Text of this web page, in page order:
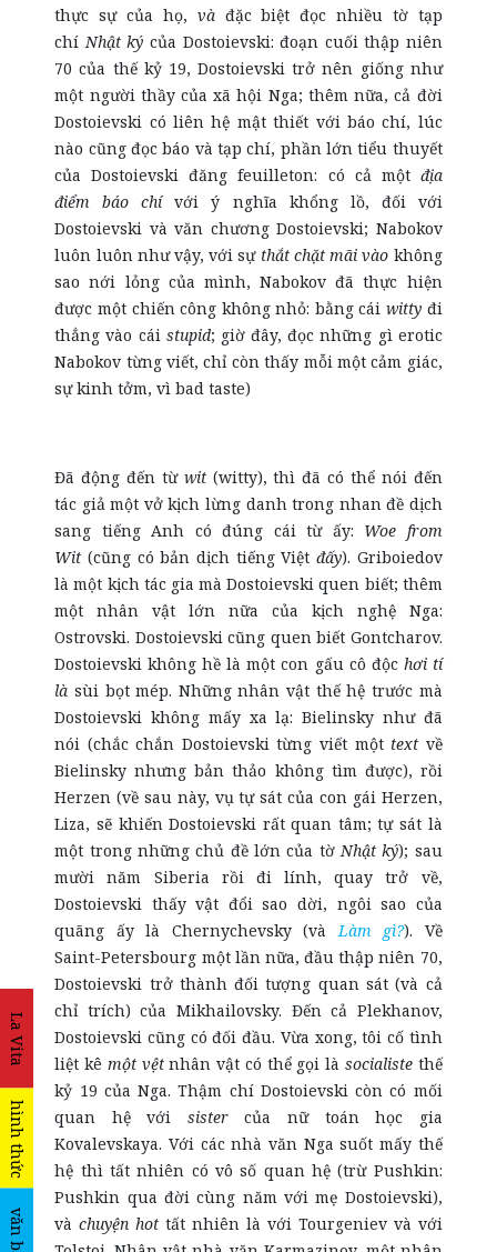
La Vita
hình thức
văn bản
thực sự của họ, vàđặc biệt đọc nhiều tờ tạp
chíNhật ký của Dostoievski: đoạn cuối thập niên
70 của thế kỷ 19, Dostoievski trở nên giống như
một người thầy của xã hội Nga; thêm nữa, cả đời
Dostoievski có liên hệ mật thiết với báo chí, lúc
nào cũng đọc báo và tạp chí, phần lớn tiểu thuyết
của Dostoievski đăng feuilleton: có cả một địa
điểm báo chívới ý nghĩa khổng lồ, đối với
Dostoievski và văn chương Dostoievski; Nabokov
luôn luôn như vậy, với sự thắt chặt mãi vào không
sao nới lỏng của mình, Nabokov đã thực hiện
được một chiến công không nhỏ: bằng cáiwitty đi
thẳng vào cái stupid; giờ đây, đọc những gì erotic
Nabokov từng viết, chỉ còn thấy mỗi một cảm giác,
sự kinh tởm, vì bad taste)
Đã động đến từ wit(witty), thì đã có thể nói đến
tác giả một vở kịch lừng danh trong nhan đề dịch
sang tiếng Anh có đúng cái từ ấy: Woe from
Wit (cũng có bản dịch tiếng Việt đấy). Griboiedov
là một kịch tác gia mà Dostoievski quen biết; thêm
một nhân vật lớn nữa của kịch nghệ Nga:
Ostrovski. Dostoievski cũng quen biết Gontcharov.
Dostoievski không hề là một con gấu cô độc hơi tí
là sùi bọt mép. Những nhân vật thế hệ trước mà
Dostoievski không mấy xa lạ: Bielinsky như đã
nói (chắc chắn Dostoievski từng viết một text về
Bielinsky nhưng bản thảo không tìm được), rồi
Herzen (về sau này, vụ tự sát của con gái Herzen,
Liza, sẽ khiến Dostoievski rất quan tâm; tự sát là
một trong những chủ đề lớn của tờNhật ký); sau
mười năm Siberia rồi đi lính, quay trở về,
Dostoievski thấy vật đổi sao dời, ngôi sao của
quãng ấy là Chernychevsky (vàLàm gì?). Về
Saint-Petersbourg một lần nữa, đầu thập niên 70,
Dostoievski trở thành đối tượng quan sát (và cả
chỉ trích) của Mikhailovsky. Đến cả Plekhanov,
Dostoievski cũng có đối đầu. Vừa xong, tôi cố tình
liệt kê một vệtnhân vật có thể gọi là socialistethế
kỷ 19 của Nga. Thậm chí Dostoievski còn có mối
quan hệ với sistercủa nữ toán học gia
Kovalevskaya. Với các nhà văn Nga suốt mấy thế
hệ thì tất nhiên có vô số quan hệ (trừ Pushkin:
Pushkin qua đời cùng năm với mẹ Dostoievski),
vàchuyện hot tất nhiên là với Tourgeniev và với